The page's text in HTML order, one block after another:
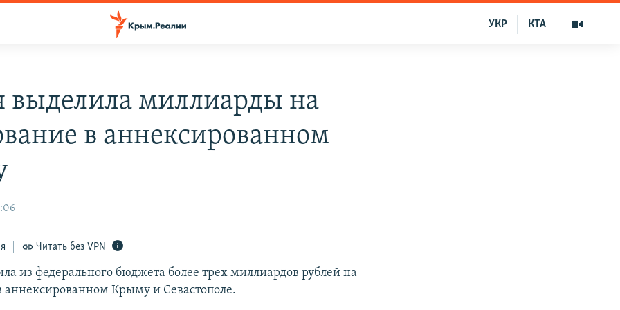
КТА
УКР
выделила миллиарды на
в аннексированном
Читать без VPN
из федерального бюджета более трех миллиардов рублей на
аннексированном Крыму и Севастополе.